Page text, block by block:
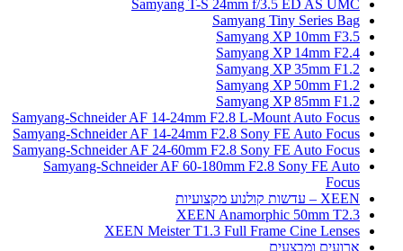
Samyang T-S 24mm f/3.5 ED AS UMC
Samyang Tiny Series Bag
Samyang XP 10mm F3.5
Samyang XP 14mm F2.4
Samyang XP 35mm F1.2
Samyang XP 50mm F1.2
Samyang XP 85mm F1.2
Samyang-Schneider AF 14-24mm F2.8 L-Mount Auto Focus
Samyang-Schneider AF 14-24mm F2.8 Sony FE Auto Focus
Samyang-Schneider AF 24-60mm F2.8 Sony FE Auto Focus
Samyang-Schneider AF 60-180mm F2.8 Sony FE Auto
Focus
XEEN – עדשות קולנוע מקצועיות
XEEN Anamorphic 50mm T2.3
XEEN Meister T1.3 Full Frame Cine Lenses
ארועים ומבצעים